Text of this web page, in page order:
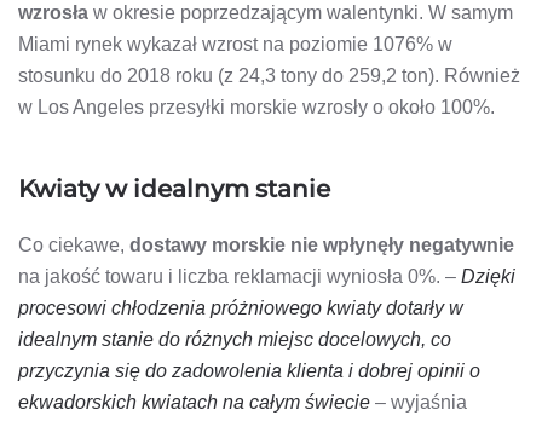
wzrosła w okresie poprzedzającym walentynki. W samym
Miami rynek wykazał wzrost na poziomie 1076% w
stosunku do 2018 roku (z 24,3 tony do 259,2 ton). Również
w Los Angeles przesyłki morskie wzrosły o około 100%.
Kwiaty w idealnym stanie
Co ciekawe, dostawy morskie nie wpłynęły negatywnie
na jakość towaru i liczba reklamacji wyniosła 0%. – Dzięki
procesowi chłodzenia próżniowego kwiaty dotarły w
idealnym stanie do różnych miejsc docelowych, co
przyczynia się do zadowolenia klienta i dobrej opinii o
ekwadorskich kwiatach na całym świecie – wyjaśnia